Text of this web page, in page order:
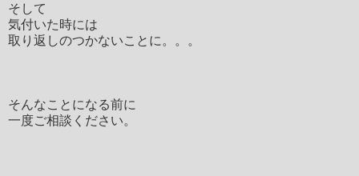
そして
気付いた時には
取り返しのつかないことに。。。
そんなことになる前に
一度ご相談ください。